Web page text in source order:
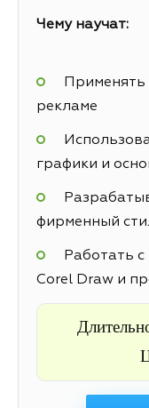
Чему научат:
рекламе
графики и
фирменный
Работать
Corel Draw и